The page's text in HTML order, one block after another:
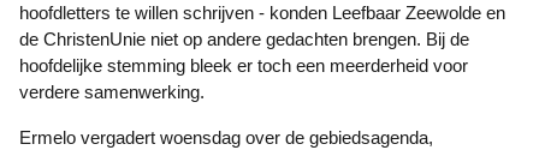
hoofdletters te willen schrijven - konden Leefbaar Zeewolde en
de ChristenUnie niet op andere gedachten brengen. Bij de
hoofdelijke stemming bleek er toch een meerderheid voor
verdere samenwerking.
Ermelo vergadert woensdag over de gebiedsagenda,